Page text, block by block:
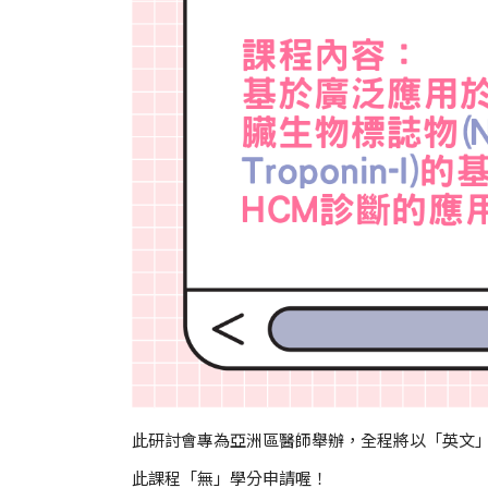
此研討會專為亞洲區醫師舉辦，全程將以「英文
此課程「無」學分申請喔！